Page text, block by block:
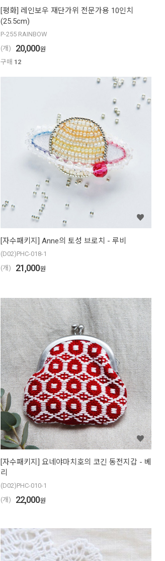
[평화] 레인보우 재단가위 전문가용 10인치
(25.5cm)
P-255 RAINBOW
(개)
20,000원
구매 12
[자수패키지] Anne의 토성 브로치 - 루비
(D02)PHC-018-1
(개)
21,000원
[자수패키지] 요네야마치호의 코긴 동전지갑 - 베
리
(D02)PHC-010-1
(개)
22,000원